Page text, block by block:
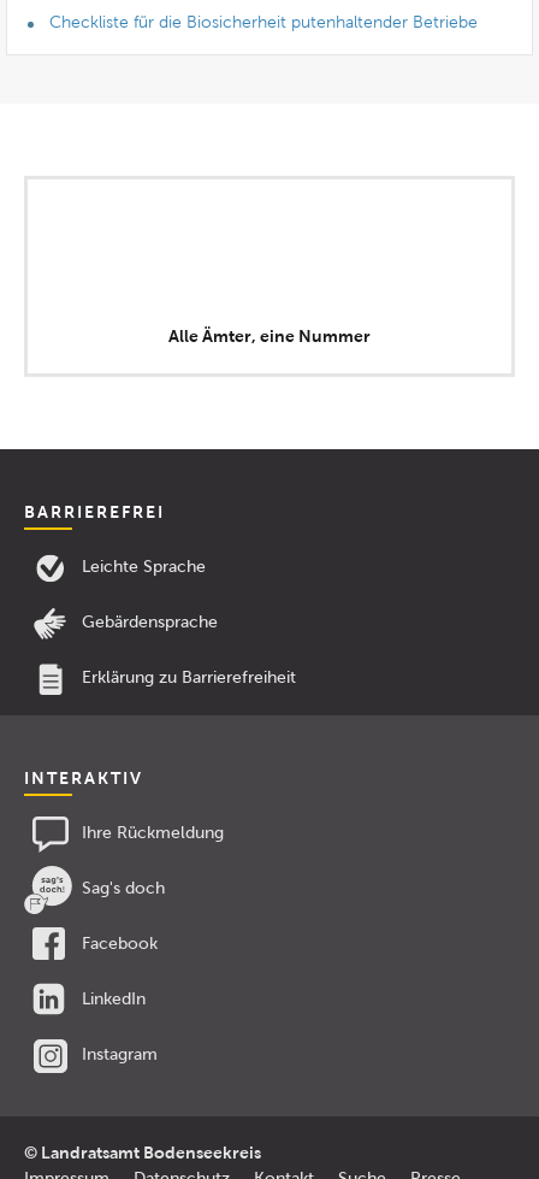
Checkliste für die Biosicherheit putenhaltender Betriebe
Alle Ämter, eine Nummer
BARRIEREFREI
Leichte Sprache
Gebärdensprache
Erklärung zu Barrierefreiheit
INTERAKTIV
Ihre Rückmeldung
Sag's doch
Facebook
LinkedIn
Instagram
© Landratsamt Bodenseekreis